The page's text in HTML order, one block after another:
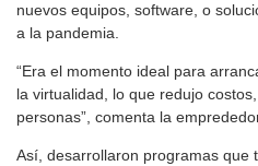
nuevos equipos, software, o
a la pandemia.
“Era el momento ideal para
la virtualidad, lo que redujo
personas”, comenta la
Así, desarrollaron programas que